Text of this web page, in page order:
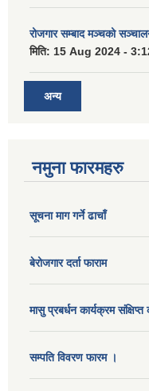
रोजगार सम्बाद मञ्चको
मिति: 15 Aug 2024 -
अन्य
नमुना फारमहरु
सूचना माग गर्ने ढाचाँ
बेरोजगार दर्ता फाराम
मासु प्रबर्धन कार्यक्रम संक्षिप्त
सम्पति विवरण फारम ।